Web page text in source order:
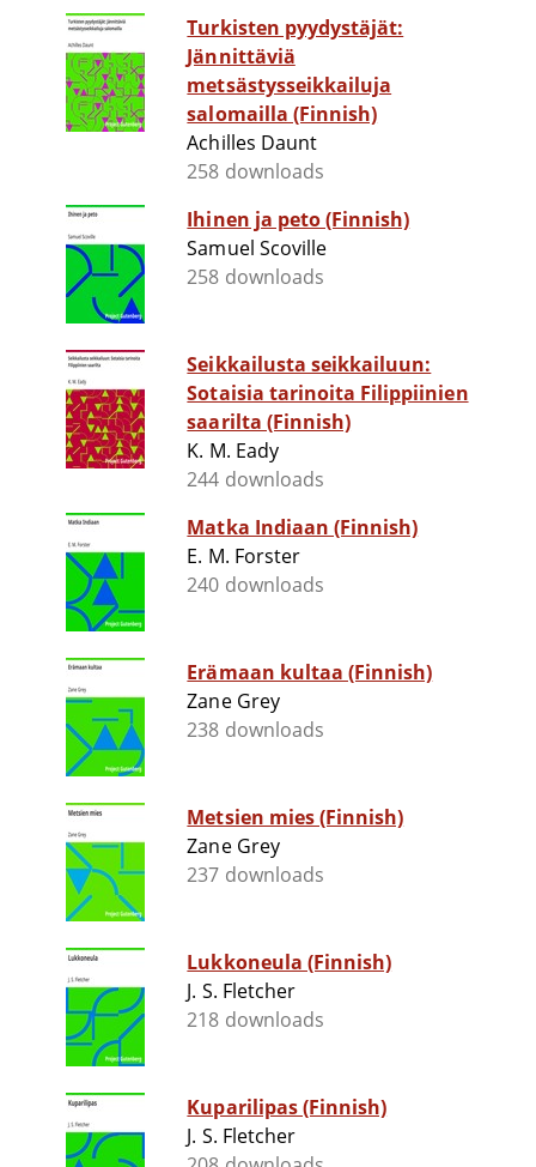
Turkisten pyydystäjät:
Jännittäviä
metsästysseikkailuja
salomailla (Finnish)
Achilles Daunt
258 downloads
Ihinen ja peto (Finnish)
Samuel Scoville
258 downloads
Seikkailusta seikkailuun:
Sotaisia tarinoita Filippiinien
saarilta (Finnish)
K. M. Eady
244 downloads
Matka Indiaan (Finnish)
E. M. Forster
240 downloads
Erämaan kultaa (Finnish)
Zane Grey
238 downloads
Metsien mies (Finnish)
Zane Grey
237 downloads
Lukkoneula (Finnish)
J. S. Fletcher
218 downloads
Kuparilipas (Finnish)
J. S. Fletcher